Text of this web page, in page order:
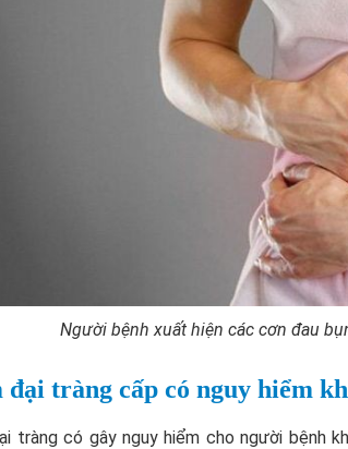
Người bệnh xuất hiện các cơn đau
đại tràng cấp có nguy hiểm
tràng có gây nguy hiểm cho người bệnh